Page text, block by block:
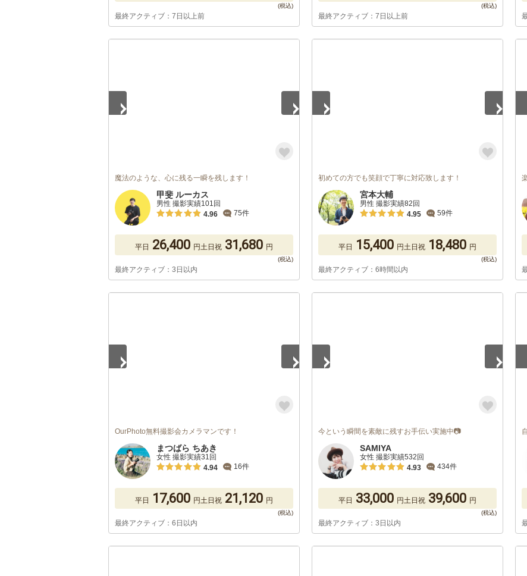
最終アクティブ：7日以上前 最終アクティブ：7日以上前
魔法のような、心に残る一瞬を残します！
甲斐 ルーカス
男性 撮影実績101回
4.96
75件
平日 26,400 円土日祝 31,680 円
最終アクティブ：3日以内
初めての方でも笑顔で丁寧に対応致します！
宮本大輔
男性 撮影実績82回
4.95
59件
平日 15,400 円土日祝 18,480 円
最終アクティブ：6時間以内
OurPhoto無料撮影会カメラマンです！
まつばら ちあき
女性 撮影実績31回
4.94
16件
平日 17,600 円土日祝 21,120 円
最終アクティブ：6日以内
今という瞬間を素敵に残すお手伝い実施中📷
SAMIYA
女性 撮影実績532回
4.93
434件
平日 33,000 円土日祝 39,600 円
最終アクティブ：3日以内